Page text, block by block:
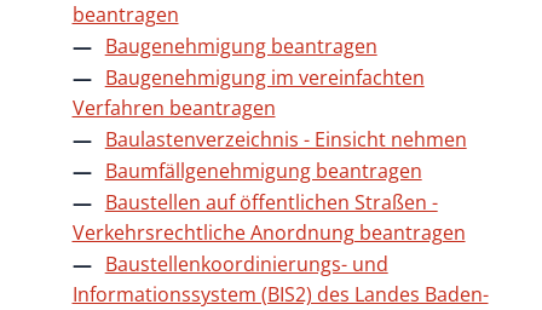
beantragen
Baugenehmigung beantragen
Baugenehmigung im vereinfachten
Verfahren beantragen
Baulastenverzeichnis - Einsicht nehmen
Baumfällgenehmigung beantragen
Baustellen auf öffentlichen Straßen -
Verkehrsrechtliche Anordnung beantragen
Baustellenkoordinierungs- und
Informationssystem (BIS2) des Landes Baden-